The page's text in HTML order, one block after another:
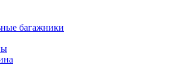
багажники